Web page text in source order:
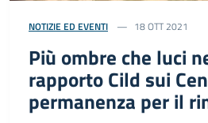
NOTIZIE ED EVENTI 18 OTT 2021
Più ombre che luci
rapporto Cild sui
permanenza per il